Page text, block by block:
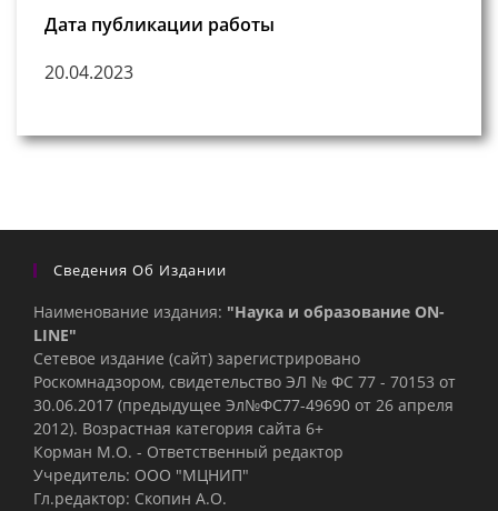
Дата публикации работы
20.04.2023
Сведения Об Издании
Наименование издания: "Наука и образование ON-
LINE"
Сетевое издание (сайт) зарегистрировано
Роскомнадзором, свидетельство ЭЛ № ФС 77 - 70153 от
30.06.2017 (предыдущее Эл№ФC77-49690 от 26 апреля
2012). Возрастная категория сайта 6+
Корман М.О. - Ответственный редактор
Учредитель: ООО "МЦНИП"
Гл.редактор: Скопин А.О.